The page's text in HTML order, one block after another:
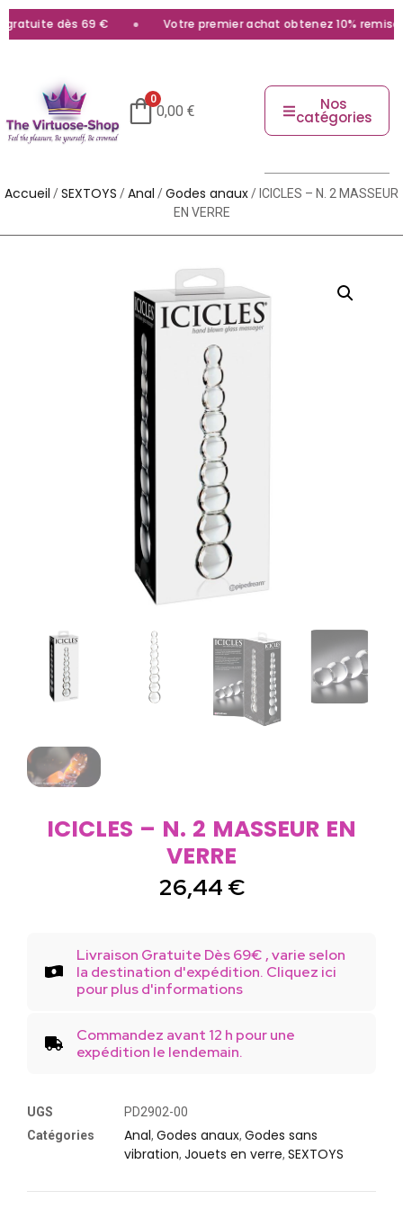
dès 69 € Votre premier achat obtenez 10% remise
0
0,00 € Nos
catégories
Accueil /SEXTOYS /Anal /Godes anaux/ ICICLES – N. 2 MASSEUR
EN VERRE
ICICLES – N. 2 MASSEUR EN
VERRE
26,44 €
Livraison Gratuite Dès 69€ , varie selon
la destination d'expédition. Cliquez ici
pour plus d'informations
Commandez avant 12 h pour une
expédition le lendemain.
UGS
PD2902-00
Catégories
Anal, Godes anaux, Godes sans
vibration, Jouets en verre, SEXTOYS